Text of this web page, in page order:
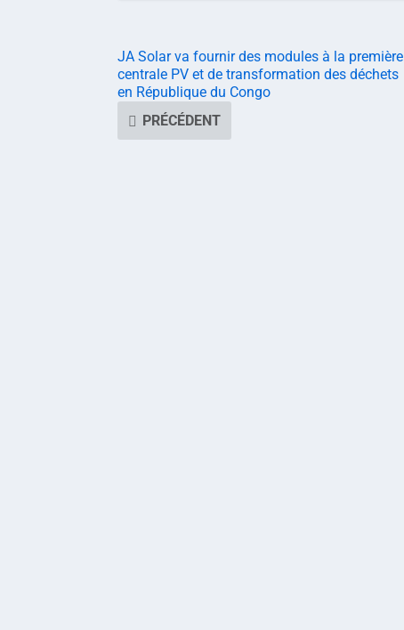
JA Solar va fournir des modules à la première
centrale PV et de transformation des déchets
en République du Congo
PRÉCÉDENT